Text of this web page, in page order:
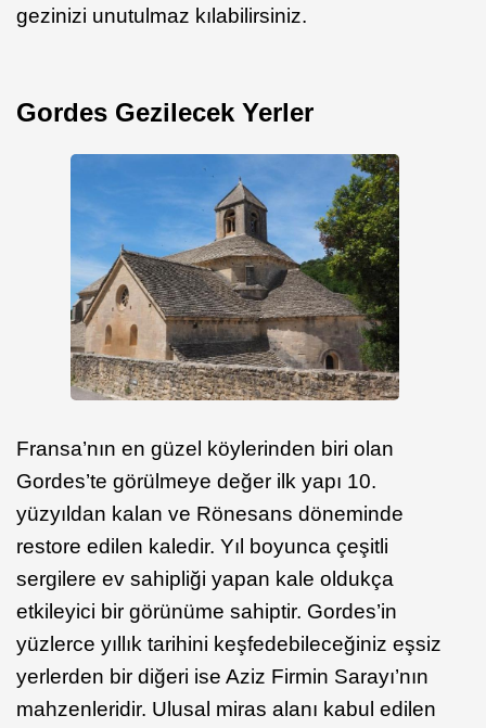
gezinizi unutulmaz kılabilirsiniz.
Gordes Gezilecek Yerler
Fransa’nın en güzel köylerinden biri olan
Gordes’te görülmeye değer ilk yapı 10.
yüzyıldan kalan ve Rönesans döneminde
restore edilen kaledir. Yıl boyunca çeşitli
sergilere ev sahipliği yapan kale oldukça
etkileyici bir görünüme sahiptir. Gordes’in
yüzlerce yıllık tarihini keşfedebileceğiniz eşsiz
yerlerden bir diğeri ise Aziz Firmin Sarayı’nın
mahzenleridir. Ulusal miras alanı kabul edilen